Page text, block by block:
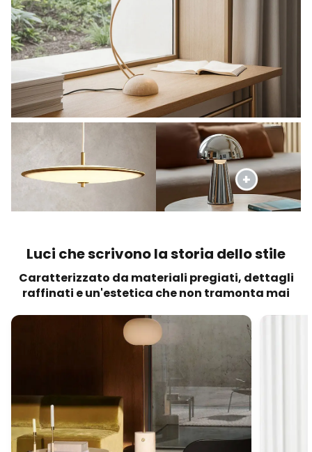
Luci che scrivono la storia dello stile
Caratterizzato da materiali pregiati, dettagli
raffinati e un'estetica che non tramonta mai